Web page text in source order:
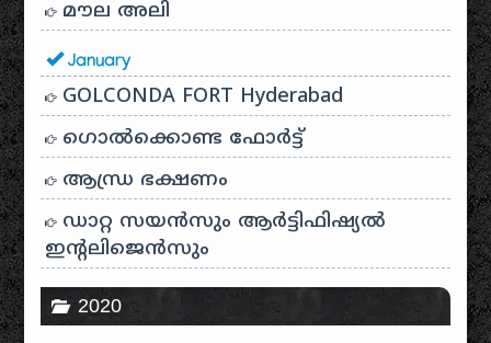
മൗല അലി
January
GOLCONDA FORT Hyderabad
ഗൊൽക്കൊണ്ട ഫോർട്ട്
ആന്ധ്ര ഭക്ഷണം
ഡാറ്റ സയൻസും ആർട്ടിഫിഷ്യൽ
ഇൻ്റലിജെൻസും
2020